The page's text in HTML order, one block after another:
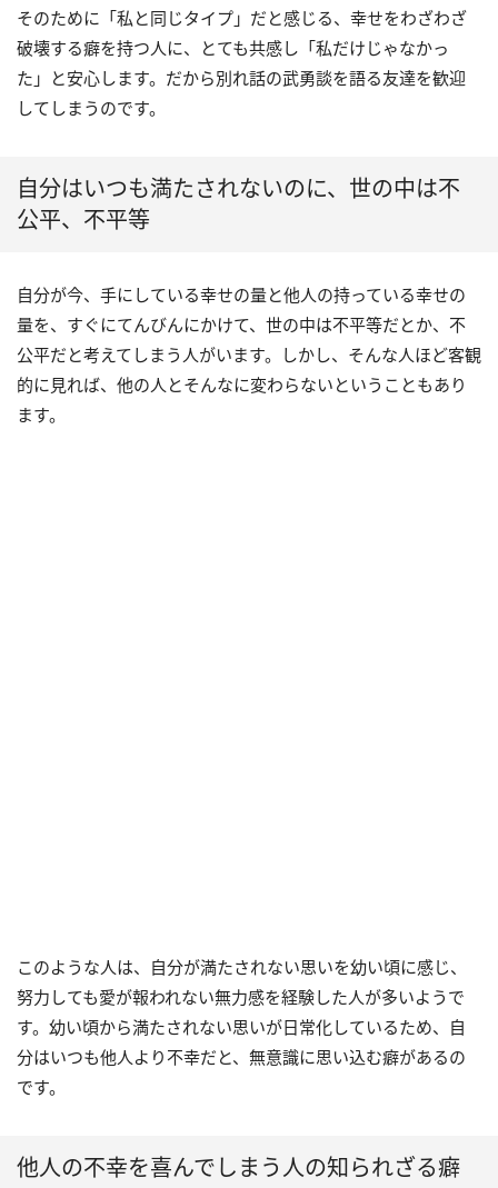
そのために「私と同じタイプ」だと感じる、幸せをわざわざ
破壊する癖を持つ人に、とても共感し「私だけじゃなかっ
た」と安心します。だから別れ話の武勇談を語る友達を歓迎
してしまうのです。
自分はいつも満たされないのに、世の中は不
公平、不平等
自分が今、手にしている幸せの量と他人の持っている幸せの
量を、すぐにてんびんにかけて、世の中は不平等だとか、不
公平だと考えてしまう人がいます。しかし、そんな人ほど客観
的に見れば、他の人とそんなに変わらないということもあり
ます。
このような人は、自分が満たされない思いを幼い頃に感じ、
努力しても愛が報われない無力感を経験した人が多いようで
す。幼い頃から満たされない思いが日常化しているため、自
分はいつも他人より不幸だと、無意識に思い込む癖があるの
です。
他人の不幸を喜んでしまう人の知られざる癖